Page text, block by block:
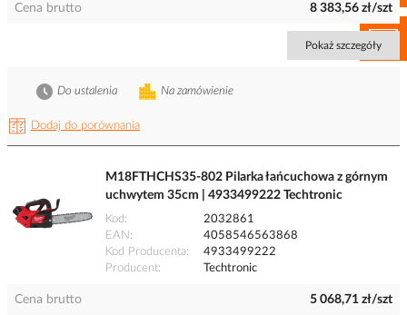
Cena brutto 8 383,56 zł/szt
Pokaż szczegóły
Dodaj do porównania
Na zamówienie
Do ustalenia
M18FTHCHS35-802 Pilarka łańcuchowa z górnym
uchwytem 35cm | 4933499222 Techtronic
Kod
2032861
EAN
4058546563868
Kod Producenta
4933499222
Producent
Techtronic
Cena brutto 5 068,71 zł/szt